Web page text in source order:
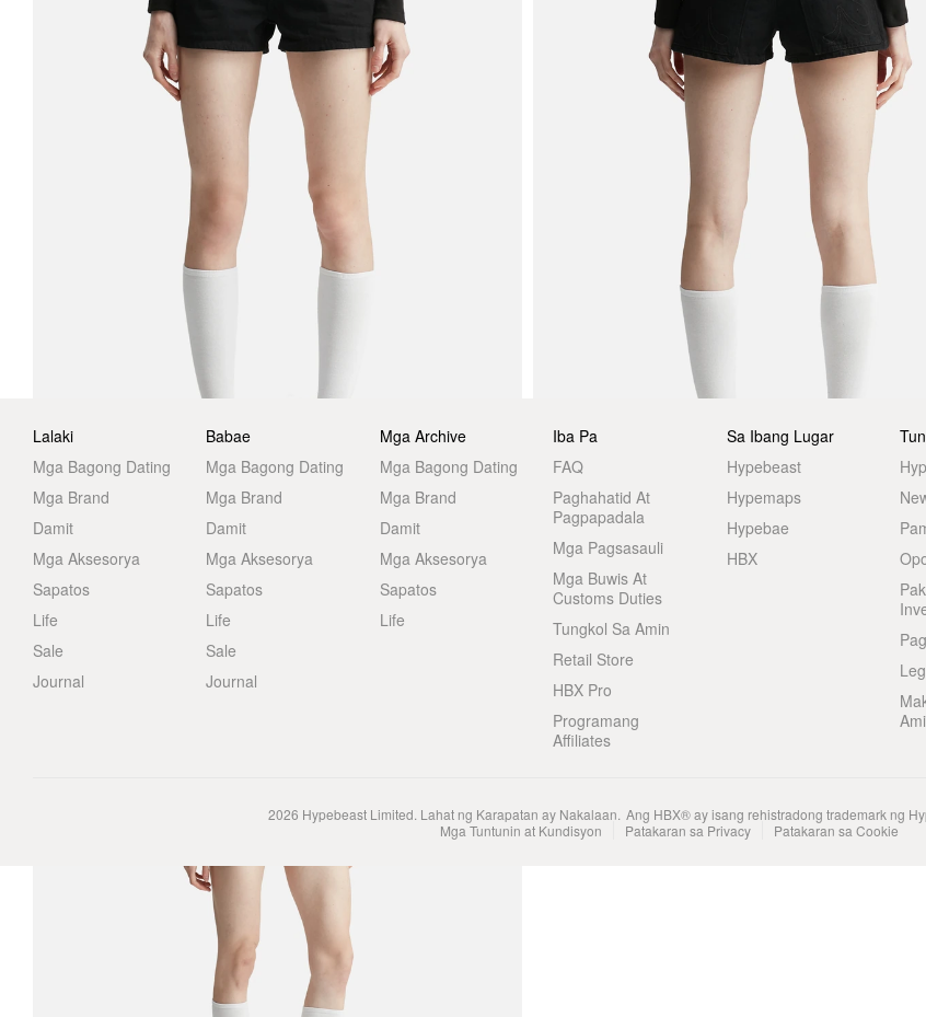
Lalaki
Mga Bagong Dating
Mga Brand
Damit
Mga Aksesorya
Sapatos
Life
Sale
Journal
Babae
Mga Bagong Dating
Mga Brand
Damit
Mga Aksesorya
Sapatos
Life
Sale
Journal
Mga Archive
Mga Bagong Dating
Mga Brand
Damit
Mga Aksesorya
Sapatos
Life
Iba Pa
FAQ
Paghahatid At
Pagpapadala
Mga Pagsasauli
Mga Buwis At
Customs Duties
Tungkol Sa Amin
Retail Store
HBX Pro
Programang
Affiliates
Sa Ibang Lugar
Hypebeast
Hypemaps
Hypebae
HBX
2026 Hypebeast Limited. Lahat ng Karapatan ay Nakalaan. Ang HBX® ay isang rehistradong trademark ng
Mga Tuntunin at Kundisyon
Patakaran sa Privacy Patakaran sa Cookie